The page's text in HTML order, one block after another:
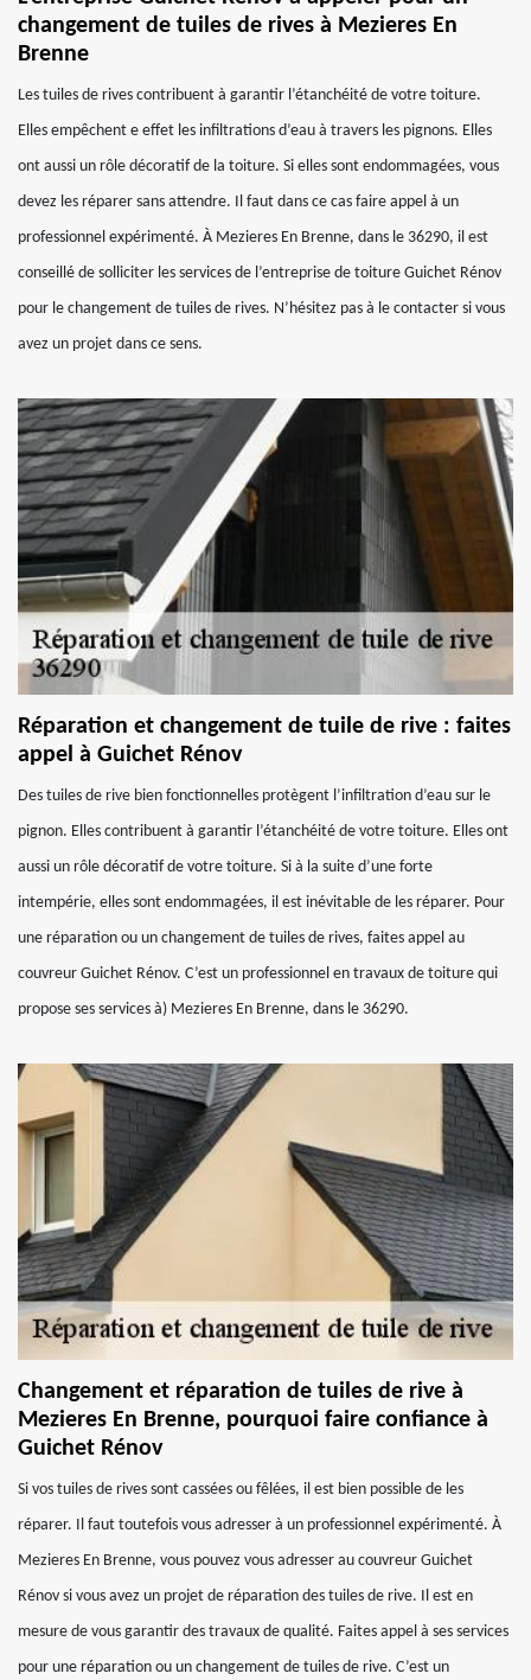
changement de tuiles de rives à Mezieres En
Brenne
Les tuiles de rives contribuent à garantir l’étanchéité de votre toiture.
Elles empêchent e effet les infiltrations d’eau à travers les pignons. Elles
ont aussi un rôle décoratif de la toiture. Si elles sont endommagées, vous
devez les réparer sans attendre. Il faut dans ce cas faire appel à un
professionnel expérimenté. À Mezieres En Brenne, dans le 36290, il est
conseillé de solliciter les services de l’entreprise de toiture Guichet Rénov
pour le changement de tuiles de rives. N’hésitez pas à le contacter si vous
avez un projet dans ce sens.
Réparation et changement de tuile de rive : faites
appel à Guichet Rénov
Des tuiles de rive bien fonctionnelles protègent l’infiltration d’eau sur le
pignon. Elles contribuent à garantir l’étanchéité de votre toiture. Elles ont
aussi un rôle décoratif de votre toiture. Si à la suite d’une forte
intempérie, elles sont endommagées, il est inévitable de les réparer. Pour
une réparation ou un changement de tuiles de rives, faites appel au
couvreur Guichet Rénov. C’est un professionnel en travaux de toiture qui
propose ses services à) Mezieres En Brenne, dans le 36290.
Changement et réparation de tuiles de rive à
Mezieres En Brenne, pourquoi faire confiance à
Guichet Rénov
Si vos tuiles de rives sont cassées ou fêlées, il est bien possible de les
réparer. Il faut toutefois vous adresser à un professionnel expérimenté. À
Mezieres En Brenne, vous pouvez vous adresser au couvreur Guichet
Rénov si vous avez un projet de réparation des tuiles de rive. Il est en
mesure de vous garantir des travaux de qualité. Faites appel à ses services
pour une réparation ou un changement de tuiles de rive. C’est un